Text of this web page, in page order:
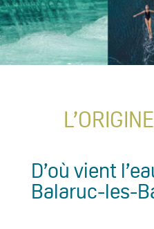
D’où vient
Balaruc-les-